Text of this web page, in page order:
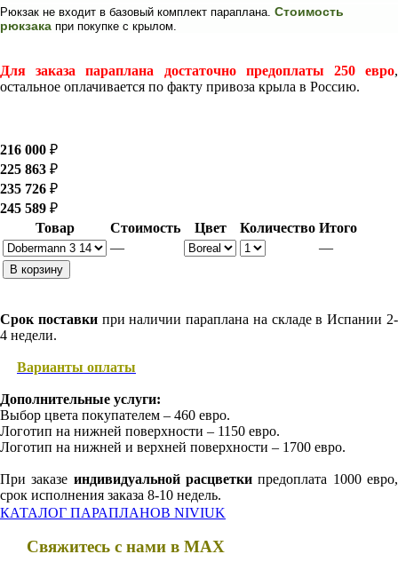
Рюкзак не входит в базовый комплект параплана. Стоимость
рюкзака при покупке с крылом.
Для заказа параплана достаточно предоплаты 250 евро,
остальное оплачивается по факту привоза крыла в Россию.
216 000 ₽
225 863 ₽
235 726 ₽
245 589 ₽
Товар
Стоимость Цвет Количество Итого
—
—
В корзину
Срок поставкипри наличии параплана на складе в Испании 2-
4 недели.
Варианты оплаты
Дополнительные услуги:
Выбор цвета покупателем – 460 евро.
Логотип на нижней поверхности – 1150 евро.
Логотип на нижней и верхней поверхности – 1700 евро.
При заказе индивидуальной расцветкипредоплата 1000 евро,
срок исполнения заказа 8-10 недель.
КАТАЛОГ ПАРАПЛАНОВ NIVIUK
Свяжитесь с нами в MAX